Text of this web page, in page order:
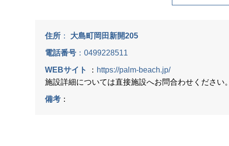
住所 ： 大島町岡田新開205
電話番号 ： 0499228511
WEBサイト ： https://palm-beach.jp/
施設詳細については直接施設へお問合わせください。
備考 ：